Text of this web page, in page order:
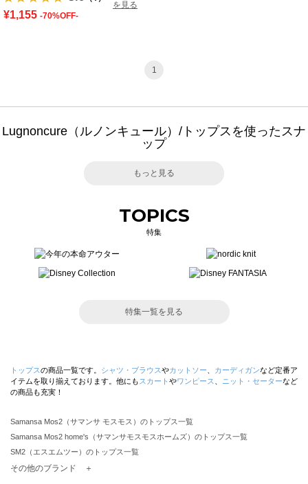
を見る
¥1,155 -70%OFF-
1
Lugnoncure（ルノンキュール）/トップスを使ったスナ
ップ
もっと見る
TOPICS
特集
特集一覧を見る
トップスの商品一覧です。 シャツ・ブラウスやカットソー カーディガンなど定番ア
イテムを取り揃えております。他にも スカート やワンピース ニット・セーターなど
の商品も充実！
Samansa Mos2（サマンサ モスモス）のトップス一覧
Samansa Mos2 home's（サマンサモスモスホームズ）のトップス一覧
SM2（エスエムツー）のトップス一覧
TSUHARU by Samansa Mos2（ツハルバイサマンサモスモス）のトップス一覧
その他のブランド ＋